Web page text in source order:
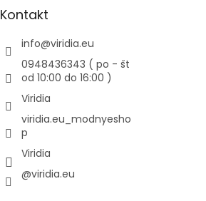
Kontakt
info@viridia.eu
0948436343 ( po - št
od 10:00 do 16:00 )
Viridia
viridia.eu_modnyesho
p
Viridia
@viridia.eu